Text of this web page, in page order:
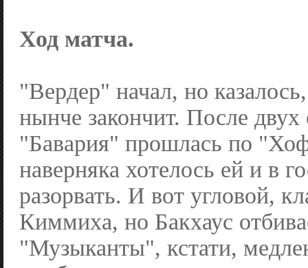
Ход матча.
"Вердер" начал, но
нынче закончит. После двух
"Бавария" прошлась по
наверняка хотелось ей и в
разорвать. И вот угловой,
Киммиха, но Бакхаус
"Музыканты", кстати,